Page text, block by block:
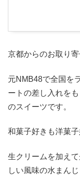
京都からのお取り寄
元NMB48で全国を
ートの差し入れを
のスイーツです。
和菓子好きも洋菓
生クリームを加え
しい風味の水まんじ